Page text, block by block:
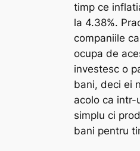
timp ce
la 4.38%.
companiile
ocupa de
investesc o
bani, deci ei
acolo ca intr-
simplu ci
bani pentru